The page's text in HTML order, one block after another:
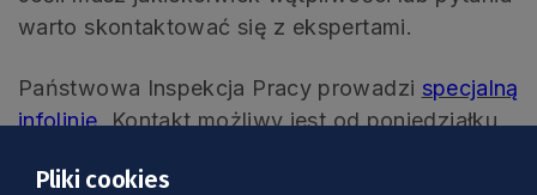
warto skontaktować się z ekspertami.
Państwowa Inspekcja Pracy prowadzi specjalną
infolinię.Kontakt możliwy jest od poniedziałku
Pliki cookies